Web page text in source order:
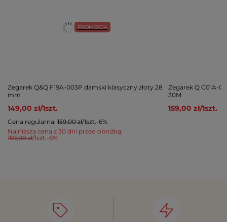
PROMOCJA
Zegarek Q&Q F19A-003P damski klasyczny złoty 28
mm
149,00 zł/1szt.
Najniższa cena z 30 dni przed obniżką:
159,00 zł/1szt. -6%
Cena regularna: 159,00 zł/1szt. -6%
Zegarek Q C01A-
30M
159,00 zł/1szt.